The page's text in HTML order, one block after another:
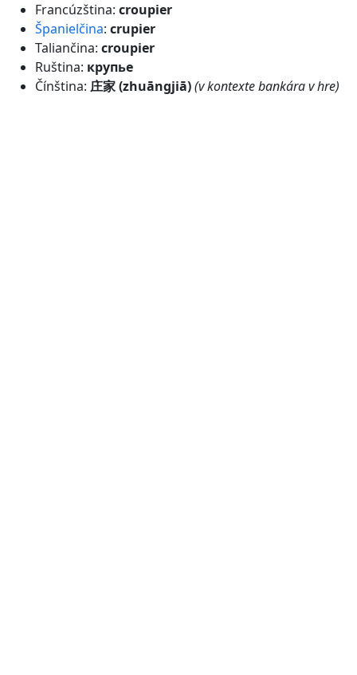
Francúzština: croupier
Španielčina: crupier
Taliančina: croupier
Ruština: крупье
Čínština: 庄家 (zhuāngjiā)(v kontexte bankára v hre)